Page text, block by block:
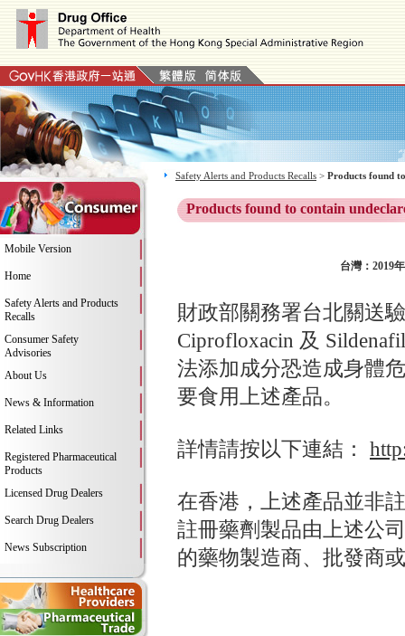
Mobile Version
Home
Safety Alerts and Products
Recalls
Consumer Safety
Advisories
About Us
News & Information
Related Links
Registered Pharmaceutical
Products
Licensed Drug Dealers
Search Drug Dealers
News Subscription
Safety Alerts and Products Recalls > Products found
Products found to contain
台灣：2019
財政部關務署台北關送
Ciprofloxacin 及
法添加成分恐造成身體
要食用上述產品。
詳情請按以下連結：
在香港，上述產品並非
註冊藥劑製品由上述公
的藥物製造商、批發商